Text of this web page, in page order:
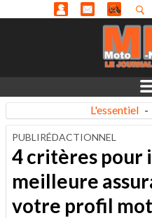
L'essentiel -
PUBLIRÉDACTIONNEL
4 critères pour
meilleure
votre profil